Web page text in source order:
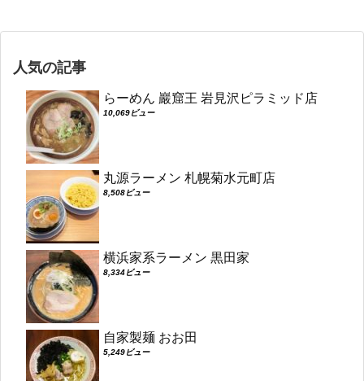
人気の記事
らーめん 巖窟王 岩見沢ピラミッド店
10,069ビュー
丸源ラーメン 札幌菊水元町店
8,508ビュー
横浜家系ラーメン 黒田家
8,334ビュー
自家製麺 おお田
5,249ビュー